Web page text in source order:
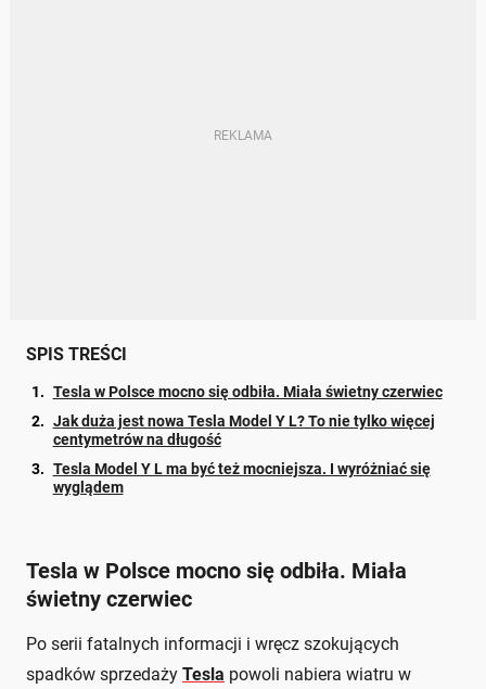
SPIS TREŚCI
Tesla w Polsce mocno się odbiła. Miała świetny czerwiec
Jak duża jest nowa Tesla Model Y L? To nie tylko więcej
centymetrów na długość
Tesla Model Y L ma być też mocniejsza. I wyróżniać się
wyglądem
Tesla w Polsce mocno się odbiła. Miała
świetny czerwiec
Po serii fatalnych informacji i wręcz szokujących
spadków sprzedaży Tesla powoli nabiera wiatru w